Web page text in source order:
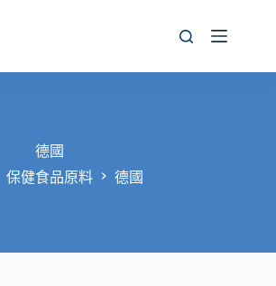
德國
保健食品原料 德國